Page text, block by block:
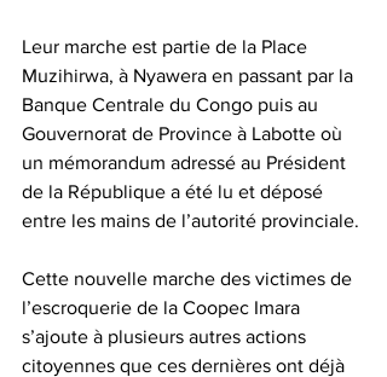
Leur marche est partie de la Place
Muzihirwa, à Nyawera en passant par la
Banque Centrale du Congo puis au
Gouvernorat de Province à Labotte où
un mémorandum adressé au Président
de la République a été lu et déposé
entre les mains de l’autorité provinciale.
Cette nouvelle marche des victimes de
l’escroquerie de la Coopec Imara
s’ajoute à plusieurs autres actions
citoyennes que ces dernières ont déjà